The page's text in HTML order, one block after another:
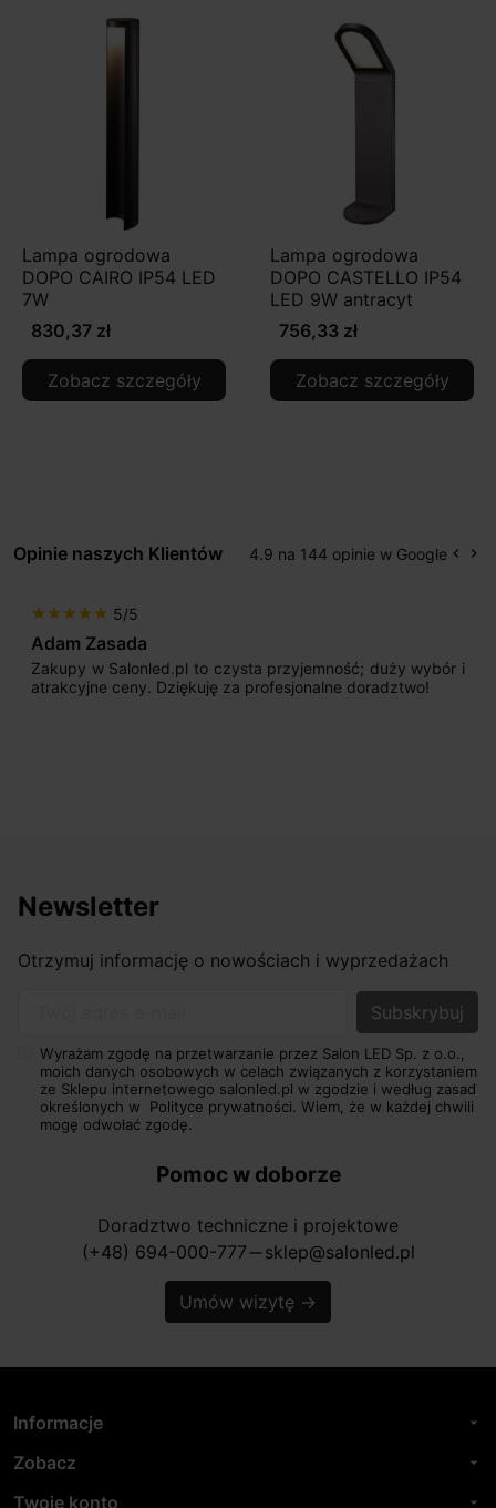
Lampa ogrodowa
DOPO CAIRO IP54 LED
7W
830,37 zł
Zobacz szczegóły
Lampa ogrodowa
DOPO CASTELLO IP54
LED 9W antracyt
756,33 zł
Zobacz szczegóły
Opinie naszych Klientów 4.9 na 144 opinie w Google keyboard_arrow_left keyboard_arrow_right
star star star star star 5/5
Adam Zasada
Zakupy w Salonled.pl to czysta przyjemność; duży wybór i
atrakcyjne ceny. Dziękuję za profesjonalne doradztwo!
Newsletter
Otrzymuj informację o nowościach i wyprzedażach
Wyrażam zgodę na przetwarzanie przez Salon LED Sp. z o.o.,
moich danych osobowych w celach związanych z korzystaniem
ze Sklepu internetowego salonled.pl w zgodzie i według zasad
określonych w Polityce prywatności. Wiem, że w każdej chwili
mogę odwołać zgodę.
Pomoc w doborze
Doradztwo techniczne i projektowe
(+48) 694-000-777 horizontal_rule sklep@salonled.pl
Umów wizytę →
Informacje arrow_drop_down
Zobacz arrow_drop_down
Twoje konto arrow_drop_down